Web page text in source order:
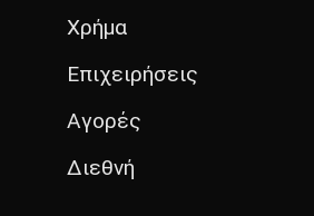
Χρήμα
Επιχειρήσεις
Αγορές
Διεθνή